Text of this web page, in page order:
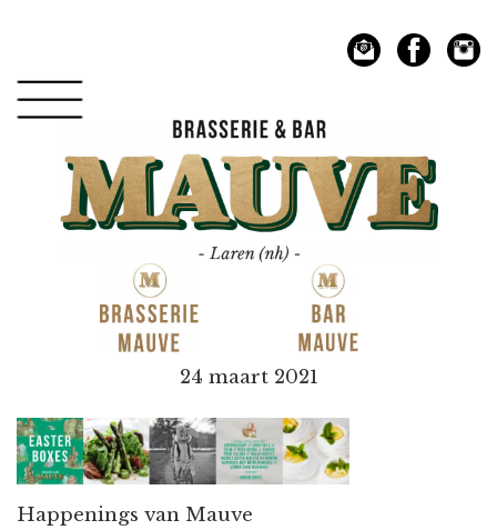
hoofdnavigatie
hoofd
inhoud
Mauve
24 maart 2021
Happenings van Mauve